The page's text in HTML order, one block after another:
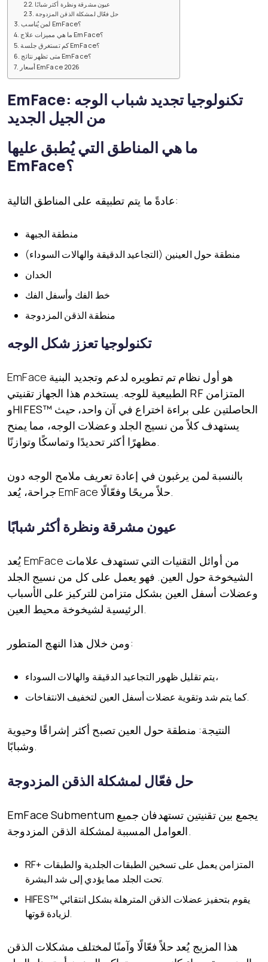
عيون مشرقة ونظرة أكثر شبابًا
حل فعّال لمشكلة الذقن المزدوجة
لمن يُناسب EmFace؟
ما هي مميزات علاج EmFace؟
كم تستغرق جلسة EmFace؟
متى تظهر نتائج EmFace؟
أسعار EmFace 2026
EmFace: تكنولوجيا تجديد شباب الوجه
من الجيل الجديد
ما هي المناطق التي يُطبق عليها
EmFace؟
عادةً ما يتم تطبيقه على المناطق التالية:
منطقة الجبهة
منطقة حول العينين (التجاعيد الدقيقة والهالات السوداء)
الخدان
خط الفك وأسفل الفك
منطقة الذقن المزدوجة
تكنولوجيا تعزز شكل الوجه
EmFace هو أول نظام تم تطويره لدعم وتجديد البنية
RF المتزامن
وHIFES™
يستهدف كلاً من نسيج الجلد وعضلات الوجه، مما يمنح
مظهرًا أكثر تحديدًا وتماسكًا وتوازنًا.
بالنسبة لمن يرغبون في إعادة تعريف ملامح الوجه دون
جراحة، يُعد EmFace حلاً مريحًا وفعّالًا.
عيون مشرقة ونظرة أكثر شبابًا
يُعد EmFace من أوائل التقنيات التي تستهدف علامات
الشيخوخة حول العين. فهو يعمل على كل من نسيج الجلد
وعضلات أسفل العين بشكل متزامن للتركيز على الأسباب
الرئيسية لشيخوخة محيط العين.
ومن خلال هذا النهج المتطور:
يتم تقليل ظهور التجاعيد الدقيقة والهالات السوداء،
كما يتم شد وتقوية عضلات أسفل العين لتخفيف الانتفاخات.
النتيجة: منطقة حول العين تصبح أكثر إشراقًا وحيوية
وشبابًا.
حل فعّال لمشكلة الذقن المزدوجة
EmFace Submentumيجمع بين تقنيتين تستهدفان جميع
العوامل المسببة لمشكلة الذقن المزدوجة.
RF+ المتزامن يعمل على تسخين الطبقات الجلدية والطبقات
تحت الجلد مما يؤدي إلى شد البشرة.
HIFES™
لزيادة قوتها.
هذا المزيج يُعد حلاً فعّالًا وآمنًا لمختلف مشكلات الذقن